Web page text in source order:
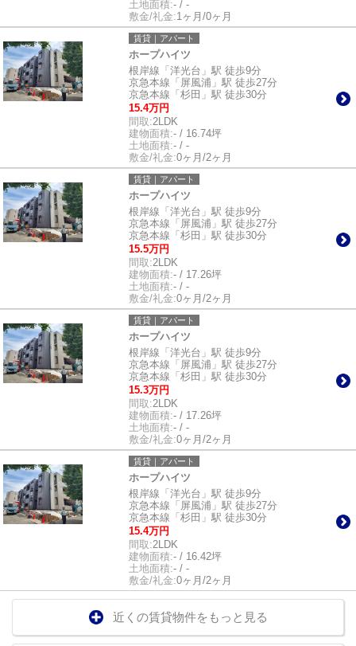
土地面積:- / -
敷金/礼金:1ヶ月/0ヶ月
賃貸｜アパート
ホープハイツ
根岸線「洋光台」駅 徒歩9分
京急本線「屏風浦」駅 徒歩27分
京急本線「杉田」駅 徒歩30分
15.4万円
間取:2LDK
建物面積:- / 16.74坪
土地面積:- / -
敷金/礼金:0ヶ月/2ヶ月
賃貸｜アパート
ホープハイツ
根岸線「洋光台」駅 徒歩9分
京急本線「屏風浦」駅 徒歩27分
京急本線「杉田」駅 徒歩30分
15.5万円
間取:2LDK
建物面積:- / 17.26坪
土地面積:- / -
敷金/礼金:0ヶ月/2ヶ月
賃貸｜アパート
ホープハイツ
根岸線「洋光台」駅 徒歩9分
京急本線「屏風浦」駅 徒歩27分
京急本線「杉田」駅 徒歩30分
15.3万円
間取:2LDK
建物面積:- / 17.26坪
土地面積:- / -
敷金/礼金:0ヶ月/2ヶ月
賃貸｜アパート
ホープハイツ
根岸線「洋光台」駅 徒歩9分
京急本線「屏風浦」駅 徒歩27分
京急本線「杉田」駅 徒歩30分
15.4万円
間取:2LDK
建物面積:- / 16.42坪
土地面積:- / -
敷金/礼金:0ヶ月/2ヶ月
近くの賃貸物件をもっと見る